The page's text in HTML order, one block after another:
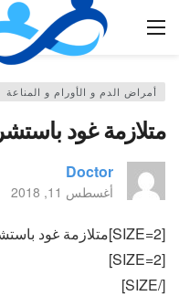
أمراض الدم و الأورام و المناعة
متلازمة غود باستشر
Doctor
أغسطس 11, 2018
[SIZE=2]متلازمة غود باستشر[/SIZE]
[SIZE=2]
[/SIZE]